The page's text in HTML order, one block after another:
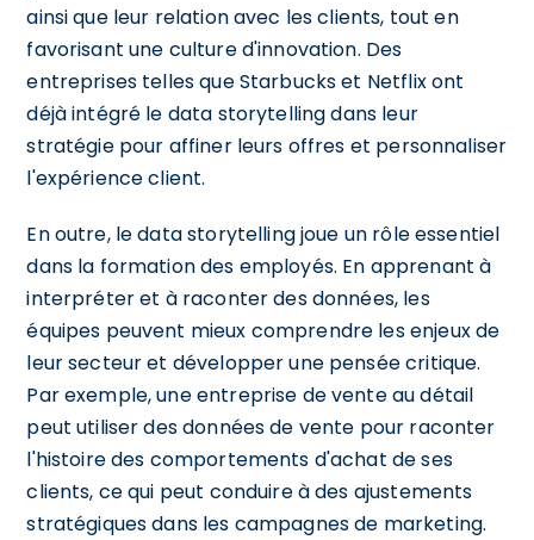
ainsi que leur relation avec les clients, tout en
favorisant une culture d'innovation. Des
entreprises telles que Starbucks et Netflix ont
déjà intégré le data storytelling dans leur
stratégie pour affiner leurs offres et personnaliser
l'expérience client.
En outre, le data storytelling joue un rôle essentiel
dans la formation des employés. En apprenant à
interpréter et à raconter des données, les
équipes peuvent mieux comprendre les enjeux de
leur secteur et développer une pensée critique.
Par exemple, une entreprise de vente au détail
peut utiliser des données de vente pour raconter
l'histoire des comportements d'achat de ses
clients, ce qui peut conduire à des ajustements
stratégiques dans les campagnes de marketing.